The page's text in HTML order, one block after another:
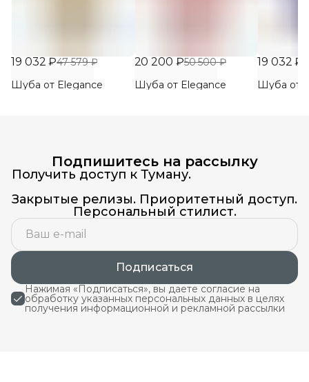
19 032 ₽47 579 ₽
Шуба от Elegance
20 200 ₽50 500 ₽
Шуба от Elegance
19 032 ₽
Шуба от
Подпишитесь на рассылку
Получить доступ к Туману.
Закрытые релизы. Приоритетный доступ.
Персональный стилист.
Подписаться
Нажимая «Подписаться», вы даете согласие на
обработку указанных персональных данных в целях
получения информационной и рекламной рассылки